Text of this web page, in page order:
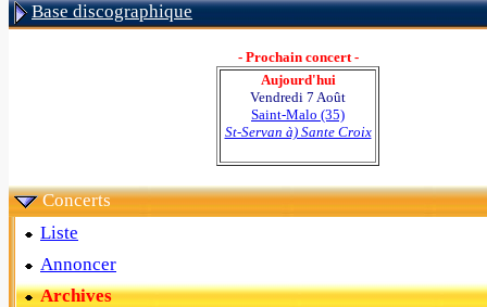
Base discographique
- Prochain concert -
Aujourd'hui
Vendredi 7 Août
Saint-Malo (35)
St-Servan à) Sante Croix
Concerts
Liste
Annoncer
Archives